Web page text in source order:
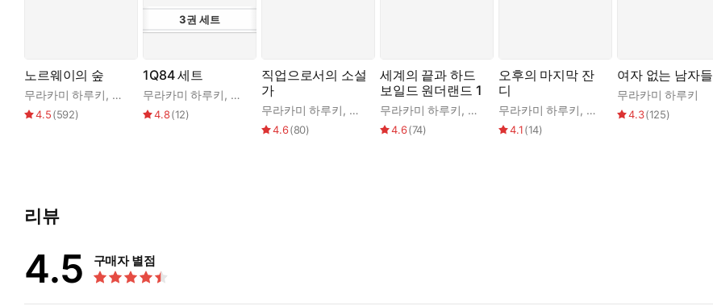
노르웨이의 숲
무라카미 하루키, 양억관
4.5(592)
3권 세트
1Q84 세트
무라카미 하루키, 양윤옥
4.8(12)
직업으로서의 소설
가
무라카미 하루키, 양윤옥
4.6(80)
세계의 끝과 하드
보일드 원더랜드 1
무라카미 하루키, 김난주
4.6(74)
오후의 마지막 잔
디
무라카미 하루키, 안자이 미즈마루,
4.1(14)
여자 없는 남자들
무라카미 하루키
4.3(125)
리뷰
4.5 구매자 별점